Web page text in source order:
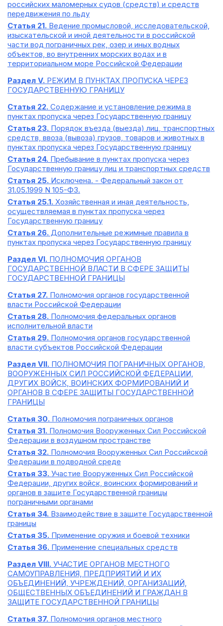
российских маломерных судов (средств) и средств
передвижения по льду
Статья 21. Ведение промысловой, исследовательской,
изыскательской и иной деятельности в российской
части вод пограничных рек, озер и иных водных
объектов, во внутренних морских водах и в
территориальном море Российской Федерации
Раздел V. РЕЖИМ В ПУНКТАХ ПРОПУСКА ЧЕРЕЗ
ГОСУДАРСТВЕННУЮ ГРАНИЦУ
Статья 22. Содержание и установление режима в
пунктах пропуска через Государственную границу
Статья 23. Порядок въезда (выезда) лиц, транспортных
средств, ввоза (вывоза) грузов, товаров и животных в
пунктах пропуска через Государственную границу
Статья 24. Пребывание в пунктах пропуска через
Государственную границу лиц и транспортных средств
Статья 25. Исключена. - Федеральный закон от
31.05.1999 N 105-ФЗ.
Статья 25.1. Хозяйственная и иная деятельность,
осуществляемая в пунктах пропуска через
Государственную границу
Статья 26. Дополнительные режимные правила в
пунктах пропуска через Государственную границу
Раздел VI. ПОЛНОМОЧИЯ ОРГАНОВ
ГОСУДАРСТВЕННОЙ ВЛАСТИ В СФЕРЕ ЗАЩИТЫ
ГОСУДАРСТВЕННОЙ ГРАНИЦЫ
Статья 27. Полномочия органов государственной
власти Российской Федерации
Статья 28. Полномочия федеральных органов
исполнительной власти
Статья 29. Полномочия органов государственной
власти субъектов Российской Федерации
Раздел VII. ПОЛНОМОЧИЯ ПОГРАНИЧНЫХ ОРГАНОВ,
ВООРУЖЕННЫХ СИЛ РОССИЙСКОЙ ФЕДЕРАЦИИ,
ДРУГИХ ВОЙСК, ВОИНСКИХ ФОРМИРОВАНИЙ И
ОРГАНОВ В СФЕРЕ ЗАЩИТЫ ГОСУДАРСТВЕННОЙ
ГРАНИЦЫ
Статья 30. Полномочия пограничных органов
Статья 31. Полномочия Вооруженных Сил Российской
Федерации в воздушном пространстве
Статья 32. Полномочия Вооруженных Сил Российской
Федерации в подводной среде
Статья 33. Участие Вооруженных Сил Российской
Федерации, других войск, воинских формирований и
органов в защите Государственной границы
пограничными органами
Статья 34. Взаимодействие в защите Государственной
границы
Статья 35. Применение оружия и боевой техники
Статья 36. Применение специальных средств
Раздел VIII. УЧАСТИЕ ОРГАНОВ МЕСТНОГО
САМОУПРАВЛЕНИЯ, ПРЕДПРИЯТИЙ И ИХ
ОБЪЕДИНЕНИЙ, УЧРЕЖДЕНИЙ, ОРГАНИЗАЦИЙ,
ОБЩЕСТВЕННЫХ ОБЪЕДИНЕНИЙ И ГРАЖДАН В
ЗАЩИТЕ ГОСУДАРСТВЕННОЙ ГРАНИЦЫ
Статья 37. Полномочия органов местного